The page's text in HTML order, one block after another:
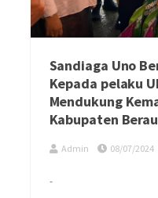
Sandiaga Uno
Kepada pelaku
Mendukung
Kabupaten Berau
Admin 08/07/2024
-